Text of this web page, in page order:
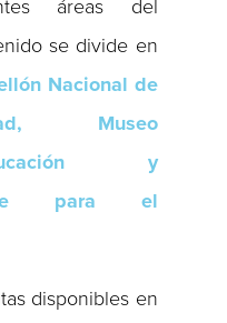
áreas del
se divide en
Nacional de
Museo
y
para el
disponibles en